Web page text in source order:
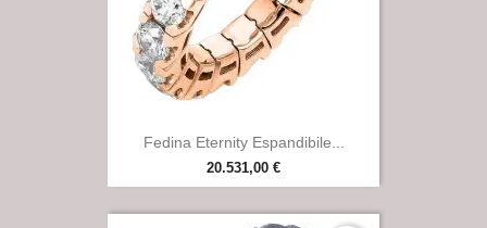
Fedina Eternity Espandibile...
20.531,00 €